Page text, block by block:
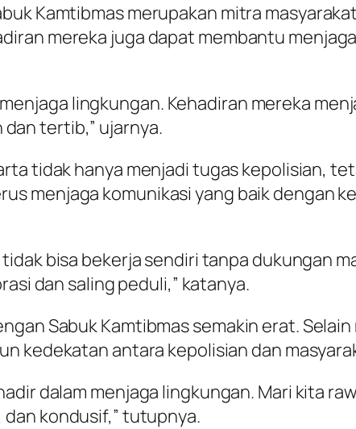
Kamtibmas merupakan mitra
mereka juga dapat membantu
lingkungan. Kehadiran mereka
tertib,” ujarnya.
tidak hanya menjadi tugas kepolisian,
menjaga komunikasi yang baik dengan
bisa bekerja sendiri tanpa dukungan
dan saling peduli,” katanya.
Sabuk Kamtibmas semakin erat.
kedekatan antara kepolisian dan
dalam menjaga lingkungan. Mari kita
kondusif,” tutupnya.